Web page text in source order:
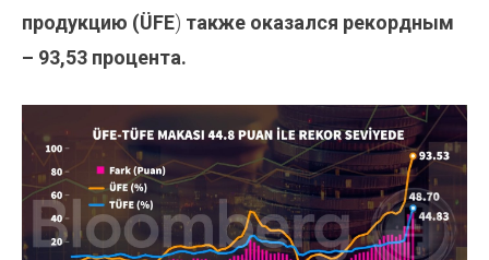
продукцию (ÜFE) также оказался рекордным
– 93,53 процента.